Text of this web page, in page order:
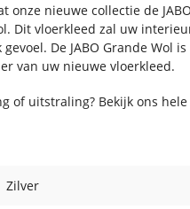
nieuwe collectie de
Dit vloerkleed zal uw
De JABO Grande Wol
van uw nieuwe vloerkleed.
of uitstraling? Bekijk ons
Zilver